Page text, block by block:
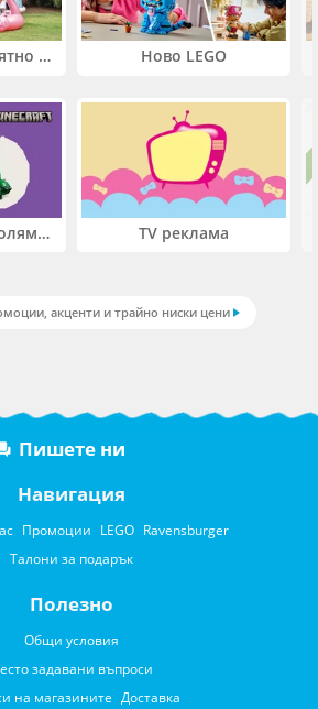
Двойно повече лятно забавление! Купи 2 продукта INTEX и вземи -33%
Два свята. Едно голямо приключение. Купи 2 продукта LEGO® Friends и/или LEGO® Minecraft и вземи -27%
Ново LEGO
TV реклама
акценти и трайно ниски цени
Пишете ни
Навигация
Промоции LEGO Ravensburger
Талони за подарък
Полезно
Общи условия
задавани въпроси
на магазините Доставка